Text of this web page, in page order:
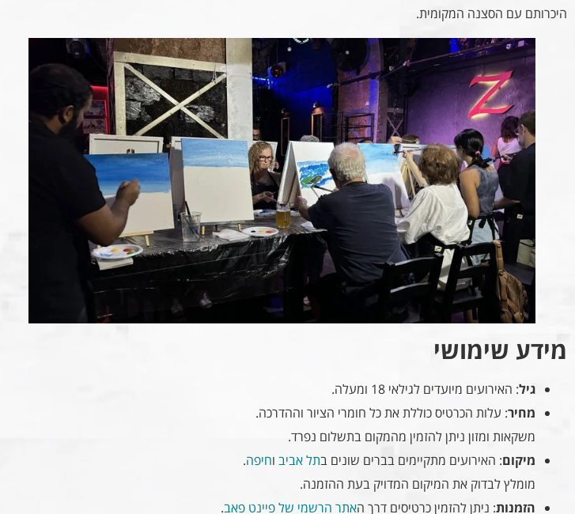
היכרותם עם הסצנה המקומית.
מידע שימושי
גיל: האירועים מיועדים לגילאי 18 ומעלה.
מחיר: עלות הכרטיס כוללת את כל חומרי הציור וההדרכה.
משקאות ומזון ניתן להזמין מהמקום בתשלום נפרד.
מיקום: האירועים מתקיימים בברים שונים בתל אביב וחיפה.
מומלץ לבדוק את המיקום המדויק בעת ההזמנה.
הזמנות: ניתן להזמין כרטיסים דרך האתר הרשמי של פיינט פאב.